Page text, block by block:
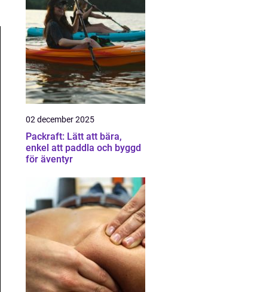
02 december 2025
Packraft: Lätt att bära,
enkel att paddla och byggd
för äventyr